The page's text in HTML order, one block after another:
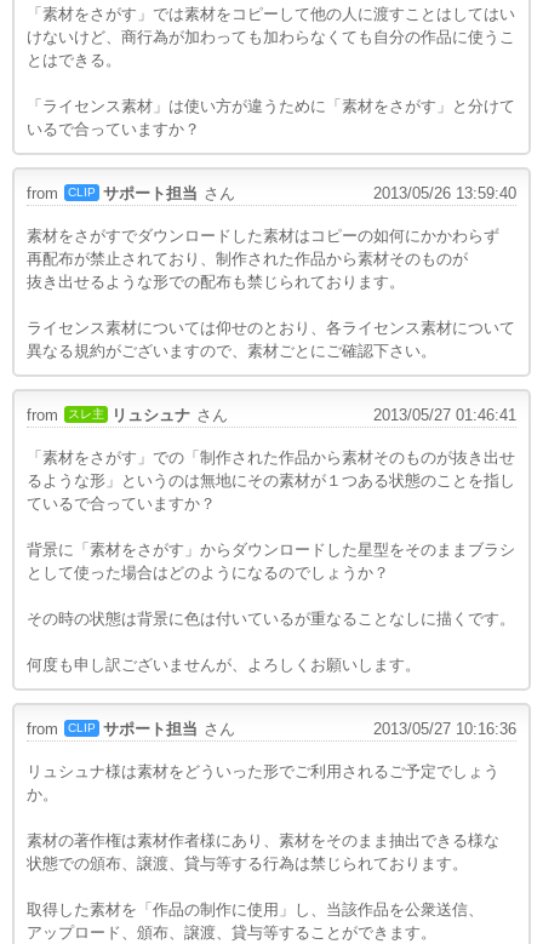
「素材をさがす」では素材をコピーして他の人に渡すことはしてはい
けないけど、商行為が加わっても加わらなくても自分の作品に使うこ
とはできる。
「ライセンス素材」は使い方が違うために「素材をさがす」と分けて
いるで合っていますか？
from CLIP サポート担当 さん 2013/05/26 13:59:40
素材をさがすでダウンロードした素材はコピーの如何にかかわらず
再配布が禁止されており、制作された作品から素材そのものが
抜き出せるような形での配布も禁じられております。
ライセンス素材については仰せのとおり、各ライセンス素材について
異なる規約がございますので、素材ごとにご確認下さい。
from スレ主 リュシュナ さん 2013/05/27 01:46:41
「素材をさがす」での「制作された作品から素材そのものが抜き出せ
るような形」というのは無地にその素材が１つある状態のことを指し
ているで合っていますか？
背景に「素材をさがす」からダウンロードした星型をそのままブラシ
として使った場合はどのようになるのでしょうか？
その時の状態は背景に色は付いているが重なることなしに描くです。
何度も申し訳ございませんが、よろしくお願いします。
from CLIP サポート担当 さん 2013/05/27 10:16:36
リュシュナ様は素材をどういった形でご利用されるご予定でしょう
か。
素材の著作権は素材作者様にあり、素材をそのまま抽出できる様な
状態での頒布、譲渡、貸与等する行為は禁じられております。
取得した素材を「作品の制作に使用」し、当該作品を公衆送信、
アップロード、頒布、譲渡、貸与等することができます。